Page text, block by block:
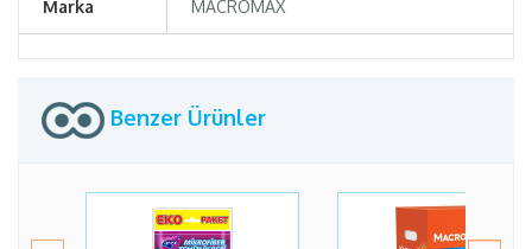
Marka MACROMAX
Benzer Ürünler